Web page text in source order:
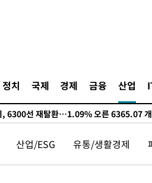
정치 국제 경제 금융 산업
동부, HL만도 평택사업장 끼임 사망 관련
'투표율 허위 입력' 중앙·서울·경기도 선
자·SK하이닉스 동반 강보합…1%대 상승
, 6300선 재탈환…1.09% 오른 6365.07
한더위…서울 낮 39도 '폭염중대경보'
서 "적국 목표물들"과 대치로 남부 케슘
산업/ESG 유통/생활경제